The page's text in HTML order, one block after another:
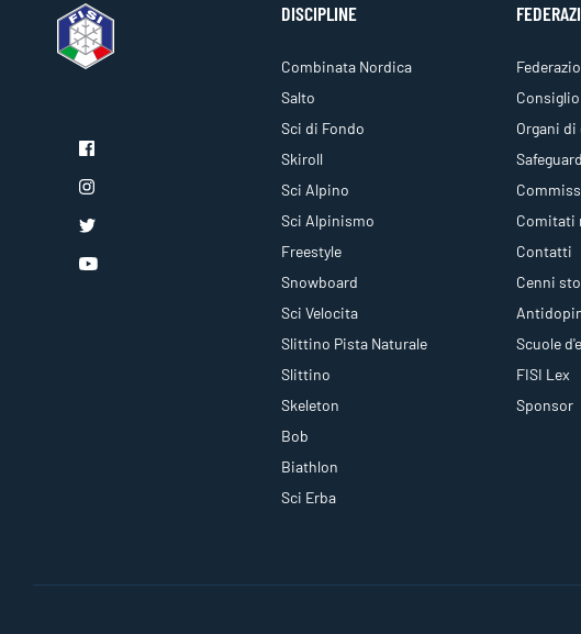
DISCIPLINE
Combinata Nordica
Salto
Sci di Fondo
Skiroll
Sci Alpino
Sci Alpinismo
Freestyle
Snowboard
Sci Velocita
Slittino Pista Naturale
Slittino
Skeleton
Bob
Biathlon
Sci Erba
Organi
Comitati
Contatti
Cenni
Scuole
FISI Lex
Sponsor